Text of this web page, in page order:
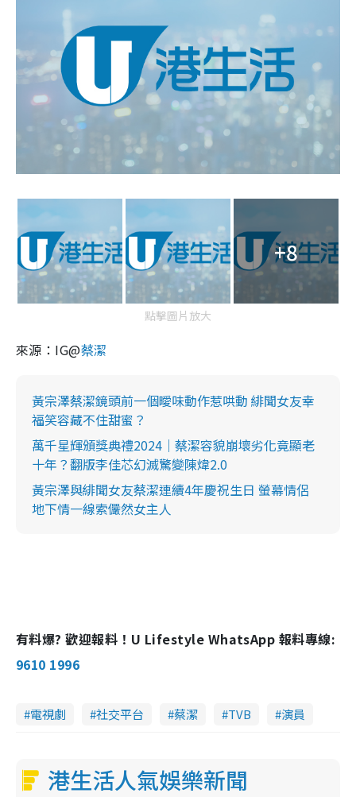
+8
點擊圖片放大
來源：IG@蔡潔
黃宗澤蔡潔鏡頭前一個曖味動作惹哄動 緋聞女友幸
福笑容藏不住甜蜜？
萬千星輝頒獎典禮2024｜蔡潔容貌崩壞劣化竟顯老
十年？翻版李佳芯幻滅驚變陳煒2.0
黃宗澤與緋聞女友蔡潔連續4年慶祝生日 螢幕情侶
地下情一線索儼然女主人
有料爆? 歡迎報料！U Lifestyle WhatsApp 報料專線:
9610 1996
電視劇 社交平台 蔡潔 TVB 演員
港生活人氣娛樂新聞